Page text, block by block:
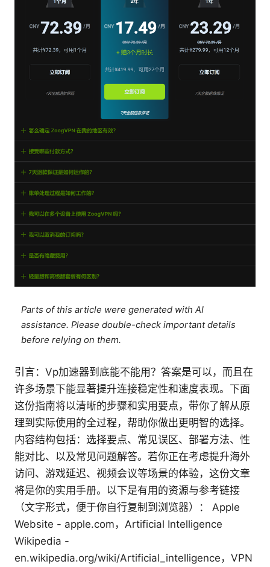
Parts of this article were generated with AI
assistance. Please double-check important details
before relying on them.
引言：Vp加速器到底能不能用？答案是可以，而且在
许多场景下能显著提升连接稳定性和速度表现。下面
这份指南将以清晰的步骤和实用要点，带你了解从原
理到实际使用的全过程，帮助你做出更明智的选择。
内容结构包括：选择要点、常见误区、部署方法、性
能对比、以及常见问题解答。若你正在考虑提升海外
访问、游戏延迟、视频会议等场景的体验，这份文章
将是你的实用手册。以下是有用的资源与参考链接
（文字形式，便于你自行复制到浏览器）： Apple
Website - apple.com，Artificial Intelligence
Wikipedia -
en.wikipedia.org/wiki/Artificial_intelligence，VPN